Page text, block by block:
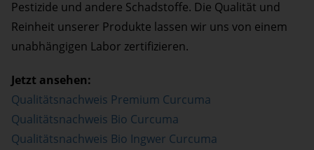
Pestizide und andere Schadstoffe. Die Qualität und
Reinheit unserer Produkte lassen wir uns von einem
unabhängigen Labor zertifizieren.
Jetzt ansehen:
Qualitätsnachweis Premium Curcuma
Qualitätsnachweis Bio Curcuma
Qualitätsnachweis Bio Ingwer Curcuma